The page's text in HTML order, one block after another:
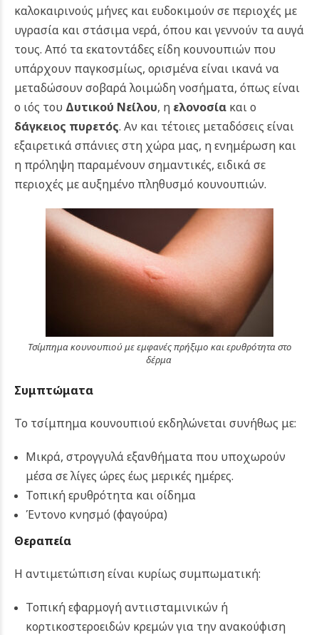
καλοκαιρινούς μήνες και ευδοκιμούν σε περιοχές με
υγρασία και στάσιμα νερά, όπου και γεννούν τα αυγά
τους. Από τα εκατοντάδες είδη κουνουπιών που
υπάρχουν παγκοσμίως, ορισμένα είναι ικανά να
μεταδώσουν σοβαρά λοιμώδη νοσήματα, όπως είναι
ο ιός του Δυτικού Νείλου, η ελονοσία και ο
δάγκειος πυρετός. Αν και τέτοιες μεταδόσεις είναι
εξαιρετικά σπάνιες στη χώρα μας, η ενημέρωση και
η πρόληψη παραμένουν σημαντικές, ειδικά σε
περιοχές με αυξημένο πληθυσμό κουνουπιών.
Τσίμπημα κουνουπιού με εμφανές πρήξιμο και ερυθρότητα στο
δέρμα
Συμπτώματα
Το τσίμπημα κουνουπιού εκδηλώνεται συνήθως με:
Μικρά, στρογγυλά εξανθήματα που υποχωρούν
μέσα σε λίγες ώρες έως μερικές ημέρες.
Τοπική ερυθρότητα και οίδημα
Έντονο κνησμό (φαγούρα)
Θεραπεία
Η αντιμετώπιση είναι κυρίως συμπωματική:
Τοπική εφαρμογή αντιισταμινικών ή
κορτικοστεροειδών κρεμών για την ανακούφιση